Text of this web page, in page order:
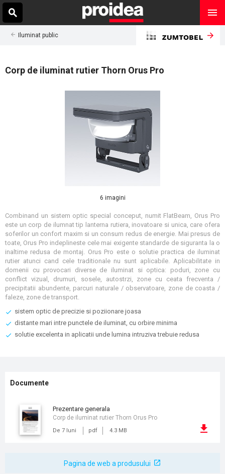
Iluminat public
Corp de iluminat rutier Thorn Orus Pro
6 imagini
Combinand un sistem optic special conceput, numit FlatBeam, Orus Pro
este un corp de ilumnat tip lanterna rutiera, inovatoare si unica, care ofera
soferilor un confort maxim si un consum redus de energie. Mai presus de
toate, Orus Pro indeplineste cele mai exigente standarde de siguranta la o
inaltime redusa de montaj. Orus Pro este o solutie practica de iluminat
rutier atunci cand cele traditionale nu sunt aplicabile. ​Aplicabilitate in
domenii cu provocari diverse de iluminat si optica: poduri, zone cu
conflict vizual, drumuri, sosele, autostrzi, zone cu ceata frecventa /
precipitatii abundente, parcuri naturale / observatoare, zone de coasta /
faleze, zone de transport.
sistem optic de precizie si poziionare joasa
distante mari intre punctele de iluminat, cu orbire minima
solutie excelenta in aplicatii unde lumina intruziva trebuie redusa
Documente
prezentare generala
De 7 luni pdf 4.3 MB
Corp de iluminat rutier Thorn Orus Pro
Pagina de web a produsului